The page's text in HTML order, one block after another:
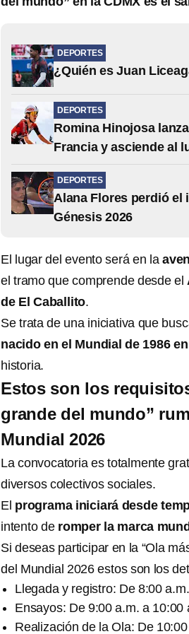
DEPORTES
¿Quién es Juan
DEPORTES
Romina Hinojosa
Francia y asciende al
DEPORTES
Alana Flores perdió el
Génesis 2026
El lugar del evento será en la
el tramo que comprende desde el
de El Caballito.
Se trata de una iniciativa que
nacido en el Mundial de 1986
historia.
Estos son los
grande del mundo”
Mundial 2026
La convocatoria es totalmente
diversos colectivos sociales.
El programa iniciará desde
intento deromper la marca
Si deseas participar en la “Ola
del Mundial 2026 estos son los
Llegada y registro: De 8:00
Ensayos: De 9:00 a.m. a 10:00
Realización de la Ola: De